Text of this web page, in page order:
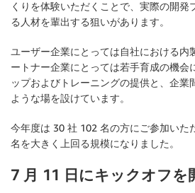
くりを体験いただくことで、実際の開発
る人材を輩出する狙いがあります。
ユーザー企業にとっては自社における内
ートナー企業にとっては若手育成の機会
ップおよびトレーニングの提供と、企業
ような場を設けています。
今年度は 30 社 102 名の方にご参加いた
名を大きく上回る規模になりました。
7 月 11 日にキックオフを